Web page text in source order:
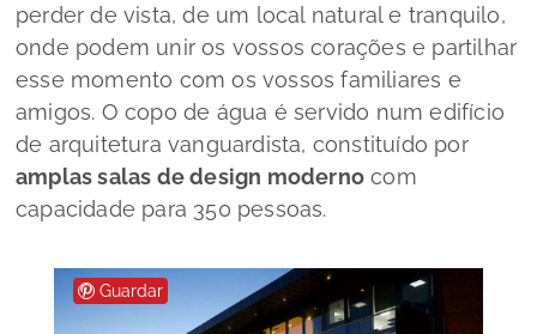
perder de vista, de um local natural e tranquilo,
onde podem unir os vossos corações e partilhar
esse momento com os vossos familiares e
amigos. O copo de água é servido num edifício
de arquitetura vanguardista, constituído por
amplas salas dedesign moderno com
capacidade para 350 pessoas.
Guardar